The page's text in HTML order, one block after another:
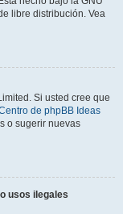
libre distribución. Vea
Si usted cree que
de phpBB Ideas
o sugerir nuevas
usos ilegales